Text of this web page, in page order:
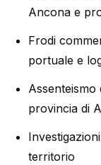
Ancona e
Frodi
portuale e
provincia di
territorio